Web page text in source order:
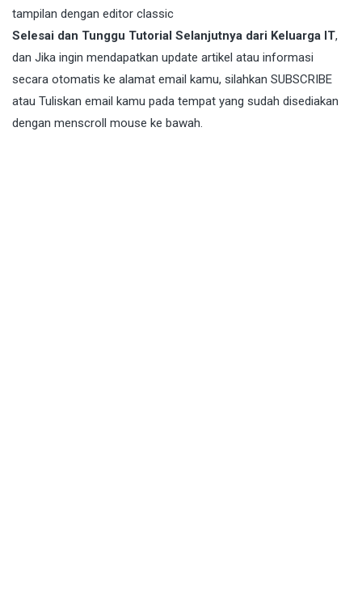
tampilan dengan editor classic
Selesai dan Tunggu Tutorial Selanjutnya dari Keluarga IT,
dan Jika ingin mendapatkan update artikel atau informasi
secara otomatis ke alamat email kamu, silahkan SUBSCRIBE
atau Tuliskan email kamu pada tempat yang sudah disediakan
dengan menscroll mouse ke bawah.